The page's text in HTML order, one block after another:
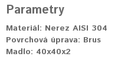
Parametry
Materiál: Nerez AISI 304
Povrchová úprava: Brus
Madlo: 40x40x2